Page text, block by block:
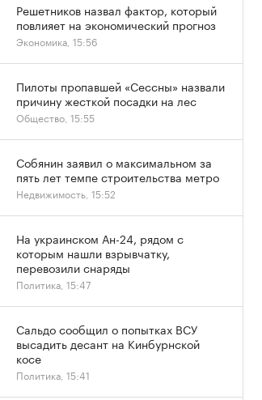
Решетников назвал фактор, который
повлияет на экономический прогноз
Экономика, 15:56
Пилоты пропавшей «Сессны» назвали
причину жесткой посадки на лес
Общество, 15:55
Собянин заявил о максимальном за
пять лет темпе строительства метро
Недвижимость, 15:52
На украинском Ан-24, рядом с
которым нашли взрывчатку,
перевозили снаряды
Политика, 15:47
Сальдо сообщил о попытках ВСУ
высадить десант на Кинбурнской
косе
Политика, 15:41